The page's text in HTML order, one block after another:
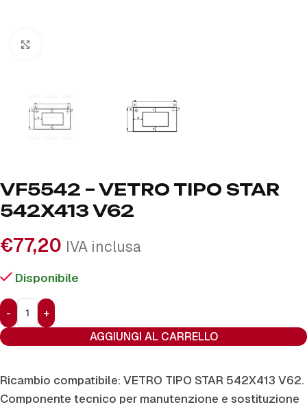
VF5542 – VETRO TIPO STAR
542X413 V62
€77,20 IVA inclusa
Disponibile
AGGIUNGI AL CARRELLO
Ricambio compatibile: VETRO TIPO STAR 542X413 V62.
Componente tecnico per manutenzione e sostituzione